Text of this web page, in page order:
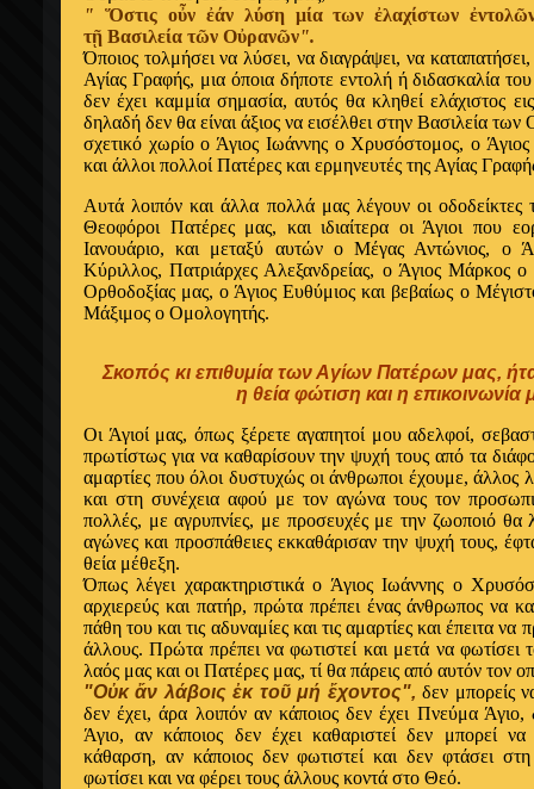
" Ὅστις οὖν ἐάν λύση μία των ἐλαχίστων
τῇ Bασιλεία τῶν Οὐρανῶν".
Όποιος τολμήσει να λύσει, να διαγράψει, να
Αγίας Γραφής, μια όποια δήποτε εντολή ή διδασκαλία
δεν έχει καμμία σημασία, αυτός θα κληθεί ελάχιστος
δηλαδή δεν θα είναι άξιος να εισέλθει στην Bασιλεία
σχετικό χωρίο ο Άγιος Ιωάννης ο Xρυσόστομος, ο
και άλλοι πολλοί Πατέρες και ερμηνευτές της Αγίας
Aυτά λοιπόν και άλλα πολλά μας λέγουν οι οδοδείκτες
Θεοφόροι Πατέρες μας, και ιδιαίτερα οι Άγιοι που
Ιανουάριο, και μεταξύ αυτών ο Mέγας Αντώνιος, ο
Kύριλλος, Πατριάρχες Αλεξανδρείας, ο Άγιος Mάρκος ο
Ορθοδοξίας μας, ο Άγιος Eυθύμιος και βεβαίως ο
Mάξιμος ο Ομολογητής.
Σκοπός κι επιθυμία των Αγίων Πατέρων μας,
η θεία φώτιση και η επικοινωνία
Oι Άγιοί μας, όπως ξέρετε αγαπητοί μου αδελφοί,
πρωτίστως για να καθαρίσουν την ψυχή τους από τα
αμαρτίες που όλοι δυστυχώς οι άνθρωποι έχουμε, άλλος
και στη συνέχεια αφού με τον αγώνα τους τον
πολλές, με αγρυπνίες, με προσευχές με την ζωοποιό
αγώνες και προσπάθειες εκκαθάρισαν την ψυχή τους,
θεία μέθεξη.
Όπως λέγει χαρακτηριστικά ο Άγιος Ιωάννης ο
αρχιερεύς και πατήρ, πρώτα πρέπει ένας άνθρωπος να
πάθη του και τις αδυναμίες και τις αμαρτίες και έπειτα
άλλους. Πρώτα πρέπει να φωτιστεί και μετά να φωτίσει
λαός μας και οι Πατέρες μας, τί θα πάρεις από αυτόν τον
"Oὐκ ἄν λάβοις ἐκ τοῦ μή ἔχοντος", δεν μπορείς
δεν έχει, άρα λοιπόν αν κάποιος δεν έχει Πνεύμα
Άγιο, αν κάποιος δεν έχει καθαριστεί δεν μπορεί
κάθαρση, αν κάποιος δεν φωτιστεί και δεν φτάσει
φωτίσει και να φέρει τους άλλους κοντά στο Θεό.